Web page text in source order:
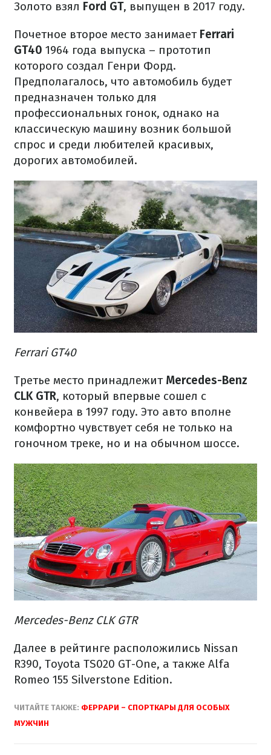
Золото взял Ford GT, выпущен в 2017 году.
Почетное второе место занимает Ferrari
GT40 1964 года выпуска – прототип
которого создал Генри Форд.
Предполагалось, что автомобиль будет
предназначен только для
профессиональных гонок, однако на
классическую машину возник большой
спрос и среди любителей красивых,
дорогих автомобилей.
Ferrari GT40
Третье место принадлежитMercedes-Benz
CLK GTR, который впервые сошел с
конвейера в 1997 году. Это авто вполне
комфортно чувствует себя не только на
гоночном треке, но и на обычном шоссе.
Mercedes-Benz CLK GTR
Далее в рейтинге расположились Nissan
R390, Toyota TS020 GT-One, а также Alfa
Romeo 155 Silverstone Edition.
ЧИТАЙТЕ ТАКЖЕ: ФЕРРАРИ – СПОРТКАРЫ ДЛЯ ОСОБЫХ
МУЖЧИН